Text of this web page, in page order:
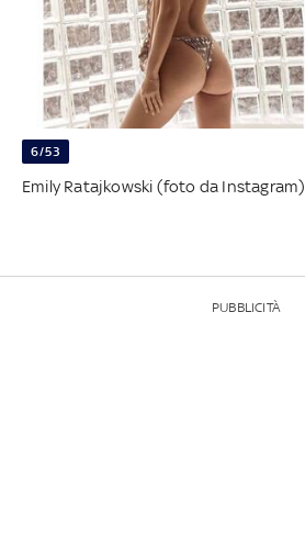
6/53
Emily Ratajkowski (foto da Instagram)
PUBBLICITÀ